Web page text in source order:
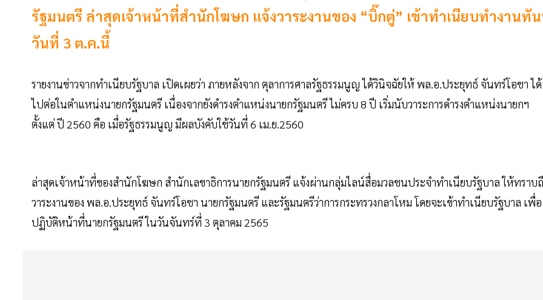
รัฐมนตรี ล่าสุดเจ้าหน้าที่สำนักโฆษก แจ้งวาระงานของ “บิ๊กตู่” เข้าทำเนียบทำงานทั
วันที่ 3 ต.ค.นี้
รายงานข่าวจากทำเนียบรัฐบาล เปิดเผยว่า ภายหลังจาก ตุลาการศาลรัฐธรรมนูญ ได้วินิจฉัยให้ พล.อ.ประยุทธ์ จันทร์โอชา ได้
ไปต่อในตำแหน่งนายกรัฐมนตรี เนื่องจากยังดำรงตำแหน่งนายกรัฐมนตรี ไม่ครบ 8 ปี เริ่มนับวาระการดำรงตำแหน่งนายกฯ
ตั้งแต่ ปี 2560 คือ เมื่อรัฐธรรมนูญ มีผลบังคับใช้วันที่ 6 เม.ย.2560
ล่าสุดเจ้าหน้าที่ของสำนักโฆษก สำนักเลขาธิการนายกรัฐมนตรี แจ้งผ่านกลุ่มไลน์สื่อมวลชนประจำทำเนียบรัฐบาล ให้ทราบ
วาระงานของ พล.อ.ประยุทธ์ จันทร์โอชา นายกรัฐมนตรี และรัฐมนตรีว่าการกระทรวงกลาโหม โดยจะเข้าทำเนียบรัฐบาล เพื่อ
ปฏิบัติหน้าที่นายกรัฐมนตรี ในวันจันทร์ที่ 3 ตุลาคม 2565